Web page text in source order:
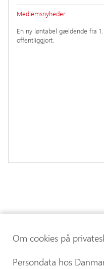
Medlemsnyheder
En ny løntabel gældende fra
offentliggjort.
Om cookies på
Persondata hos